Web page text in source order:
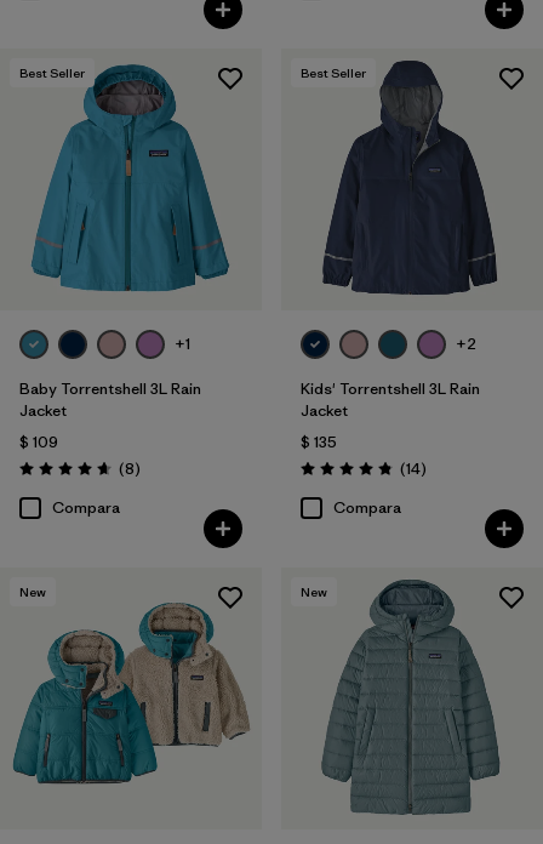
Best Seller
+1
Baby Torrentshell 3L Rain
Jacket
$ 109
Valoración: 4.6 / 5
(8Comentarios
)
Compara
Best Seller
+2
Kids' Torrentshell 3L Rain
Jacket
$ 135
Valoración: 4.9 / 5
(14Comentarios
)
Compara
New New